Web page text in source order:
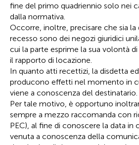
fine del primo quadriennio solo nei
dalla normativa.
Occorre, inoltre, precisare che sia
recesso sono dei negozi giuridici
cui la parte esprime la sua volontà
il rapporto di locazione.
In quanto atti recettizi, la disdetta
producono effetti nel momento in
viene a conoscenza del destinatario.
Per tale motivo, è opportuno
sempre a mezzo raccomanda con
PEC), al fine di conoscere la data in
venuta a conoscenza della